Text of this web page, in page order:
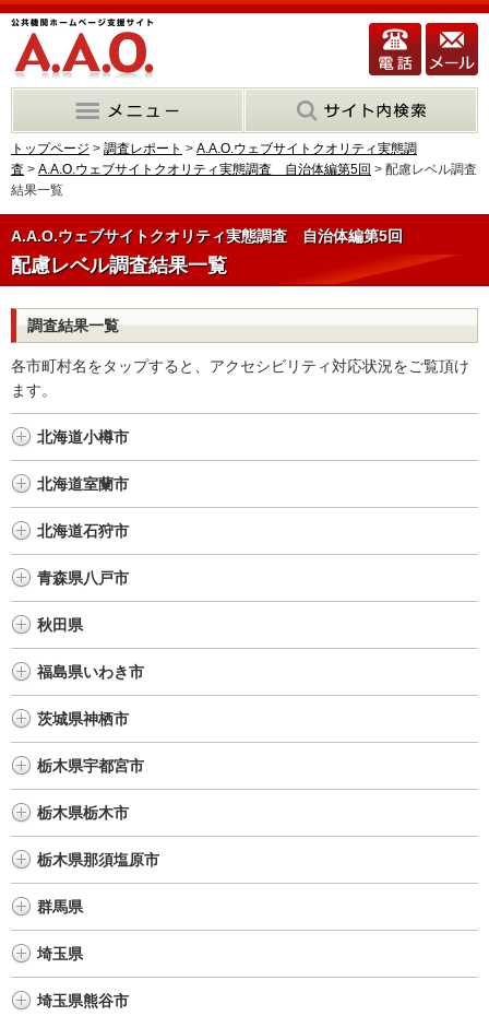
トップページ > 調査レポート > A.A.O.ウェブサイトクオリティ実態調
査 > A.A.O.ウェブサイトクオリティ実態調査 自治体編第5回 > 配慮レベル調査
結果一覧
A.A.O.ウェブサイトクオリティ実態調査 自治体編第5回
配慮レベル調査結果一覧
調査結果一覧
各市町村名をタップすると、アクセシビリティ対応状況をご覧頂け
ます。
北海道小樽市
北海道室蘭市
北海道石狩市
青森県八戸市
秋田県
福島県いわき市
茨城県神栖市
栃木県宇都宮市
栃木県栃木市
栃木県那須塩原市
群馬県
埼玉県
埼玉県熊谷市